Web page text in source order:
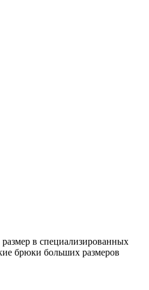
в специализированных
брюки больших размеров